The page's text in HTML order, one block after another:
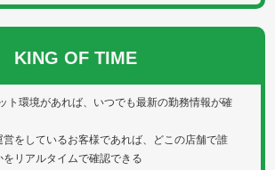
KING OF TIME
ト環境があれば、いつでも最新の勤務情報が確
をしているお客様であれば、どこの店舗で誰
リアルタイムで確認できる